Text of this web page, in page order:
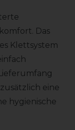
Das
Klettsystem
eine
hygienische